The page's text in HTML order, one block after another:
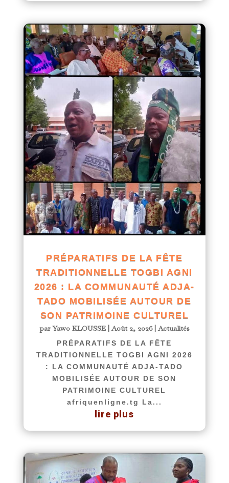
PRÉPARATIFS DE LA FÊTE
TRADITIONNELLE TOGBI AGNI
2026 : LA COMMUNAUTÉ ADJA-
TADO MOBILISÉE AUTOUR DE
SON PATRIMOINE CULTUREL
parYawo KLOUSSE|Août 2, 2026|Actualités
PRÉPARATIFS DE LA FÊTE
TRADITIONNELLE TOGBI AGNI 2026
: LA COMMUNAUTÉ ADJA-TADO
MOBILISÉE AUTOUR DE SON
PATRIMOINE CULTUREL
afriquenligne.tg La...
lire plus